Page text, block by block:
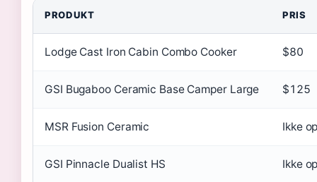
PRODUKT PRIS
Lodge Cast Iron Cabin Combo Cooker $80
GSI Bugaboo Ceramic Base Camper Large $125
MSR Fusion Ceramic Ikke
GSI Pinnacle Dualist HS Ikke